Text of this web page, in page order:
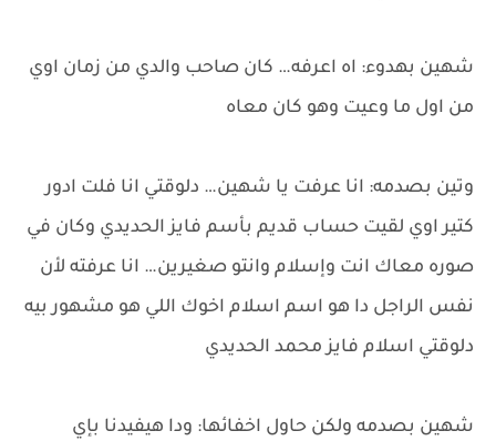
شهين بهدوء: اه اعرفه… كان صاحب والدي من زمان اوي
من اول ما وعيت وهو كان معاه
وتين بصدمه: انا عرفت يا شهين… دلوقتي انا فلت ادور
كتير اوي لقيت حساب قديم بأسم فايز الحديدي وكان في
صوره معاك انت وإسلام وانتو صغيرين… انا عرفته لأن
نفس الراجل دا هو اسم اسلام اخوك اللي هو مشهور بيه
دلوقتي اسلام فايز محمد الحديدي
شهين بصدمه ولكن حاول اخفائها: ودا هيفيدنا بإي